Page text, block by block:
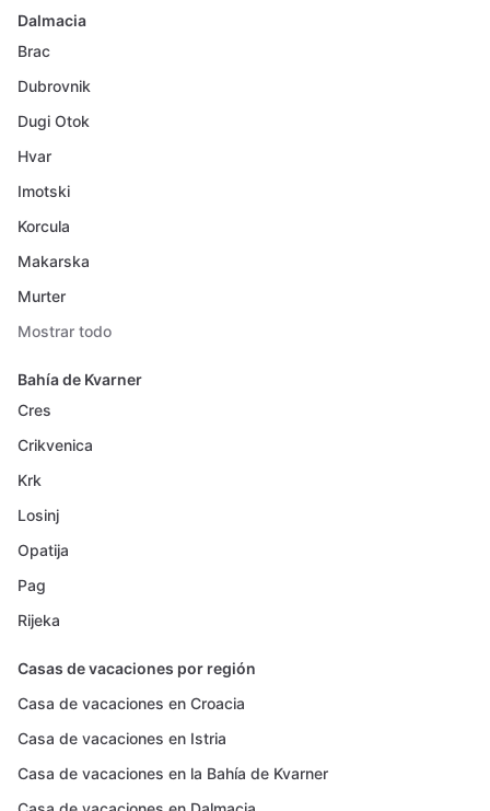
Dalmacia
Brac
Dubrovnik
Dugi Otok
Hvar
Imotski
Korcula
Makarska
Murter
Mostrar todo
Bahía de Kvarner
Cres
Crikvenica
Krk
Losinj
Opatija
Pag
Rijeka
Casas de vacaciones por región
Casa de vacaciones en Croacia
Casa de vacaciones en Istria
Casa de vacaciones en la Bahía de Kvarner